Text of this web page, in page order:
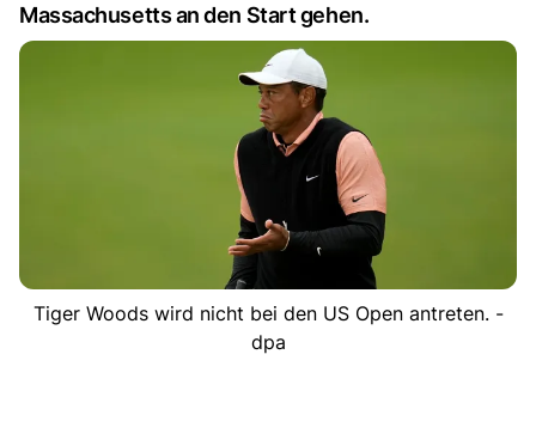
Massachusetts an den Start gehen.
Tiger Woods wird nicht bei den US Open antreten. -
dpa